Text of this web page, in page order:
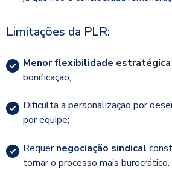
Limitações da PLR:
Menor flexibilidade estratégica
bonificação;
Dificulta a personalização por
por equipe;
Requernegociação sindical
tornar o processo mais burocrático.